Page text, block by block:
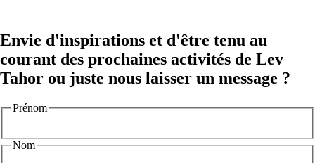
Envie d'inspirations et d'être tenu au
courant des prochaines activités de Lev
Tahor ou juste nous laisser un message ?
Prénom
Nom